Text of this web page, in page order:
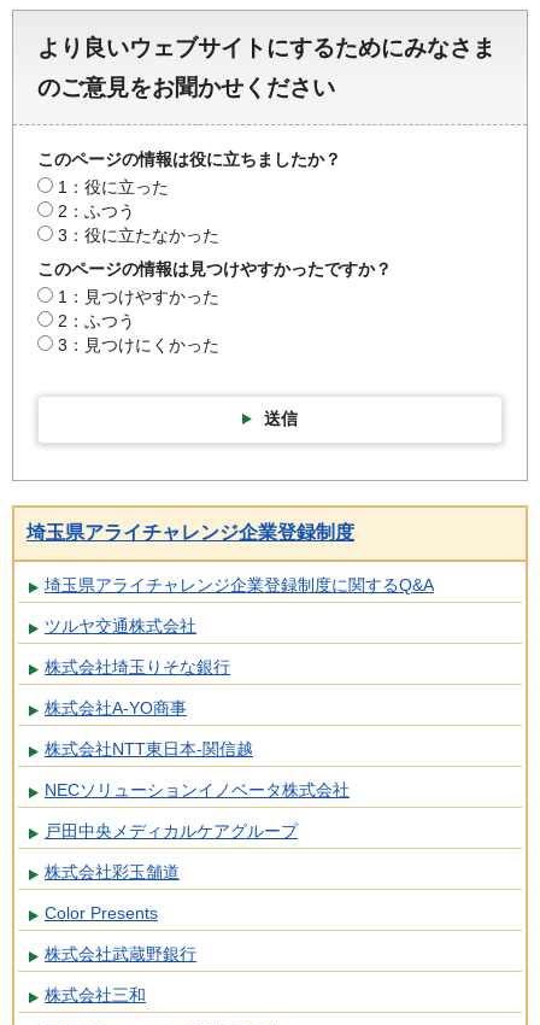
より良いウェブサイトにするためにみなさま
のご意見をお聞かせください
このページの情報は役に立ちましたか？
1：役に立った
2：ふつう
3：役に立たなかった
このページの情報は見つけやすかったですか？
1：見つけやすかった
2：ふつう
3：見つけにくかった
送信
埼玉県アライチャレンジ企業登録制度
埼玉県アライチャレンジ企業登録制度に関するQ&A
ツルヤ交通株式会社
株式会社埼玉りそな銀行
株式会社A-YO商事
株式会社NTT東日本-関信越
NECソリューションイノベータ株式会社
戸田中央メディカルケアグループ
株式会社彩玉舗道
Color Presents
株式会社武蔵野銀行
株式会社三和